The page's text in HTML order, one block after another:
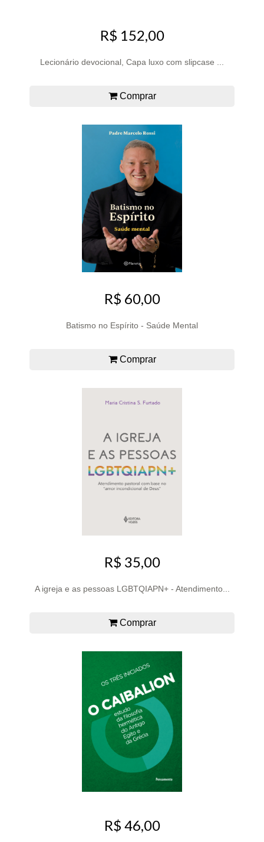
R$ 152,00
Lecionário devocional, Capa luxo com slipcase ...
Comprar
R$ 60,00
Batismo no Espírito - Saúde Mental
Comprar
R$ 35,00
A igreja e as pessoas LGBTQIAPN+ - Atendimento...
Comprar
R$ 46,00